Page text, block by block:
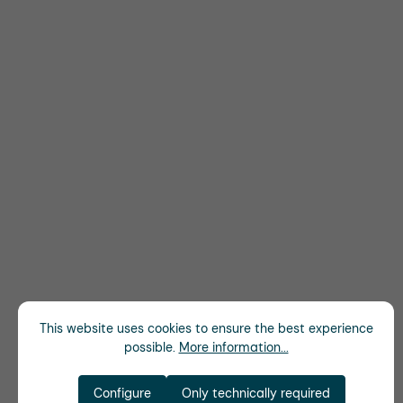
This website uses cookies to ensure the best experience
possible. More information...
Only technically required
Configure